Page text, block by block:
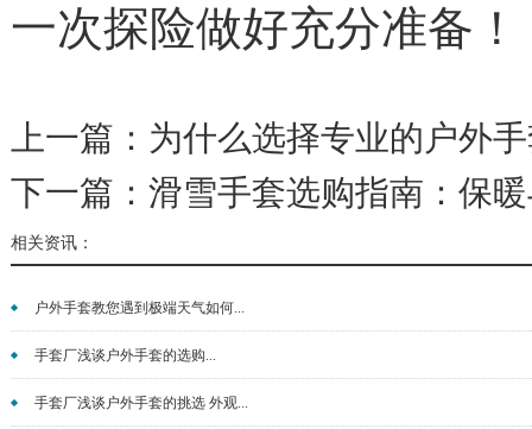
一次探险做好充分准备！
上一篇： 为什么选择专业的户外
下一篇： 滑雪手套选购指南：保
相关资讯：
户外手套教您遇到极端天气如何...
手套厂浅谈户外手套的选购...
手套厂浅谈户外手套的挑选 外观...